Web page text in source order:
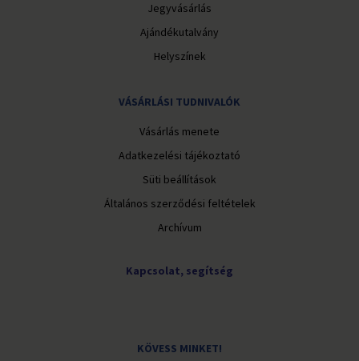
Jegyvásárlás
Ajándékutalvány
Helyszínek
VÁSÁRLÁSI TUDNIVALÓK
Vásárlás menete
Adatkezelési tájékoztató
Süti beállítások
Általános szerződési feltételek
Archívum
Kapcsolat, segítség
KÖVESS MINKET!